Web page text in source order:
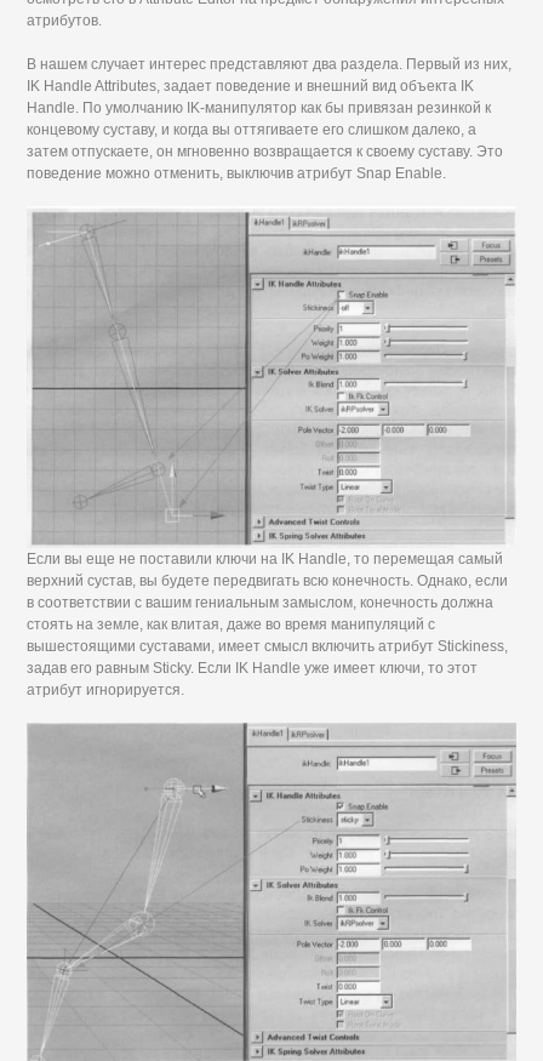
атрибутов.
В нашем случает интерес представляют два раздела. Первый из них,
IK Handle Attributes, задает поведение и внешний вид объекта IK
Handle. По умолчанию IK-манипулятор как бы привязан резинкой к
концевому суставу, и когда вы оттягиваете его слишком далеко, а
затем отпускаете, он мгновенно возвращается к своему суставу. Это
поведение можно отменить, выключив атрибут Snap Enable.
Если вы еще не поставили ключи на IK Handle, то перемещая самый
верхний сустав, вы будете передвигать всю конечность. Однако, если
в соответствии с вашим гениальным замыслом, конечность должна
стоять на земле, как влитая, даже во время манипуляций с
вышестоящими суставами, имеет смысл включить атрибут Stickiness,
задав его равным Sticky. Если IK Handle уже имеет ключи, то этот
атрибут игнорируется.